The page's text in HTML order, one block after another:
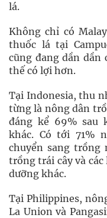
lá.
Không chỉ có
thuốc lá tại
cũng đang dần dần
thế có lợi hơn.
Tại Indonesia, thu
từng là nông dân
đáng kể 69% sau
khác. Có tới 71%
chuyển sang trồng
trồng trái cây và
dưỡng khác.
Tại Philippines,
La Union và